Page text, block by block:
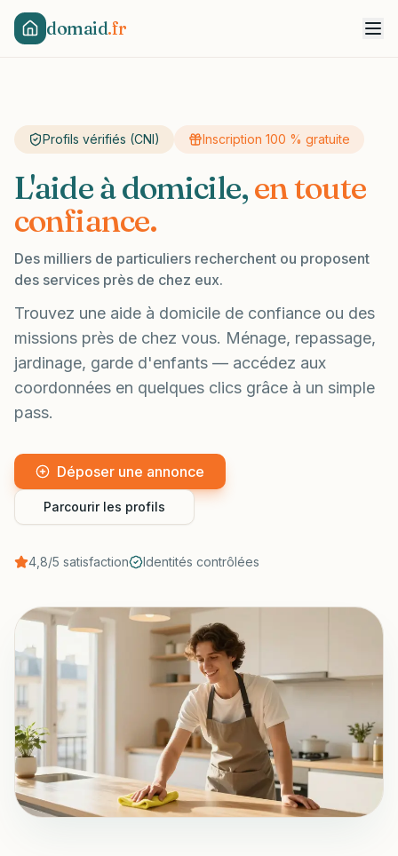
domaid.fr
Profils vérifiés (CNI) Inscription 100 % gratuite
L'aide à domicile,en toute
confiance.
Des milliers de particuliers recherchent ou proposent
des services près de chez eux.
Trouvez une aide à domicile de confiance ou des
missions près de chez vous. Ménage, repassage,
jardinage, garde d'enfants — accédez aux
coordonnées en quelques clics grâce à un simple
pass.
Déposer une annonce
Parcourir les profils
4,8/5 satisfaction Identités contrôlées